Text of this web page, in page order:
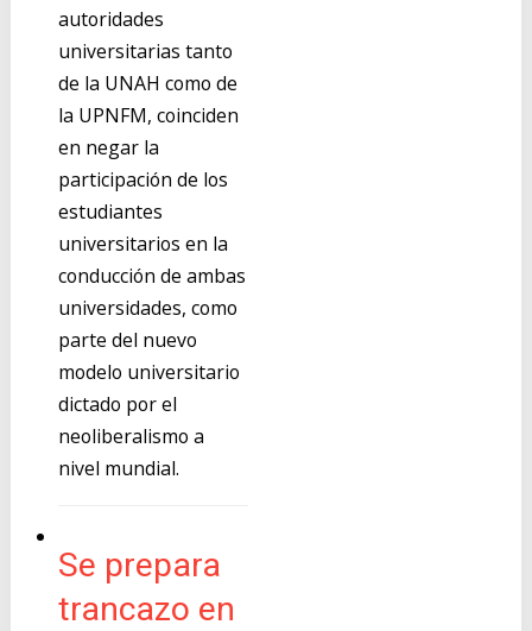
autoridades
universitarias tanto
de la UNAH como de
la UPNFM, coinciden
en negar la
participación de los
estudiantes
universitarios en la
conducción de ambas
universidades, como
parte del nuevo
modelo universitario
dictado por el
neoliberalismo a
nivel mundial.
Se prepara
trancazo en